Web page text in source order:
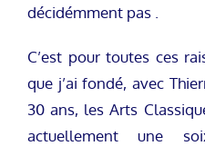
décidémment pas .
C’est pour toutes ces
que j’ai fondé, avec
30 ans, les Arts
actuellement une